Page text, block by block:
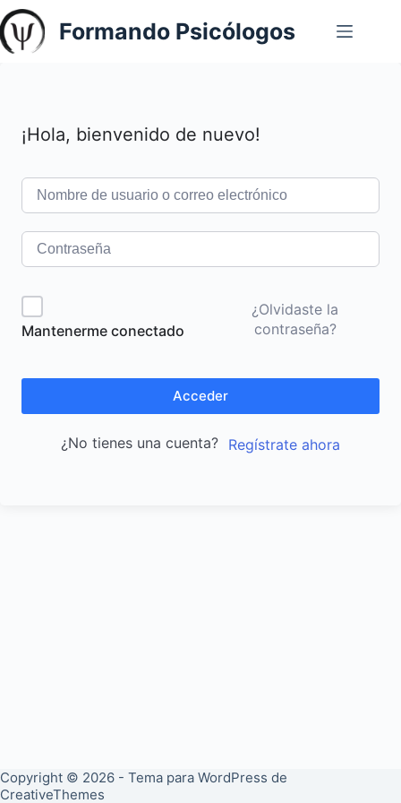
Saltar
al
contenido
Formando Psicólogos
¡Hola, bienvenido de nuevo!
Mantenerme conectado
¿Olvidaste la
contraseña?
Acceder
¿No tienes una cuenta? Regístrate ahora
Copyright © 2026 - Tema para WordPress de
CreativeThemes